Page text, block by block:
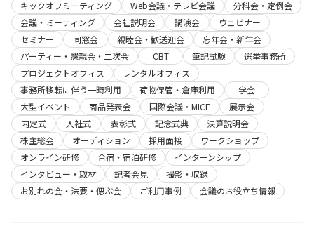
キックオフミーティング
Web会議・テレビ会議
分科会・定例会
会議・ミーティング
会社説明会 講演会
ウェビナー
セミナー
同窓会 親睦会・歓送迎会
忘年会・新年会
パーティー・懇親会・二次会
CBT 筆記試験
選挙事務所
プロジェクトオフィス
レンタルオフィス
事務所移転に伴う一時利用
荷物保管・倉庫利用
学会
大型イベント
商品発表会 国際会議・MICE
展示会
内定式
入社式 表彰式 記念式典
決算説明会
株主総会
オーディション 採用面接
ワークショップ
オンライン研修
合宿・宿泊研修
インターンシップ
インタビュー・取材
記者会見
撮影・収録
お別れの会・法要・偲ぶ会
ご利用事例 会議のお役立ち情報